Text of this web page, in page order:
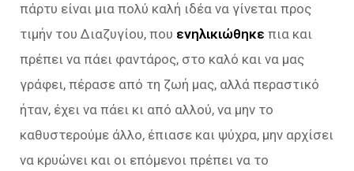
πάρτυ είναι μια πολύ καλή ιδέα να γίνεται προς
τιμήν του Διαζυγίου, που ενηλικιώθηκε πια και
πρέπει να πάει φαντάρος, στο καλό και να μας
γράφει, πέρασε από τη ζωή μας, αλλά περαστικό
ήταν, έχει να πάει κι από αλλού, να μην το
καθυστερούμε άλλο, έπιασε και ψύχρα, μην αρχίσει
να κρυώνει και οι επόμενοι πρέπει να το